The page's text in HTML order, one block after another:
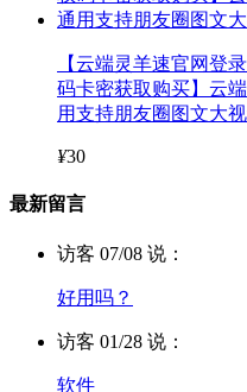
【云端灵羊速官网登
码卡密获取购买】云
用支持朋友圈图文大
¥30
最新留言
访客 07/08 说：
好用吗？
访客 01/28 说：
软件